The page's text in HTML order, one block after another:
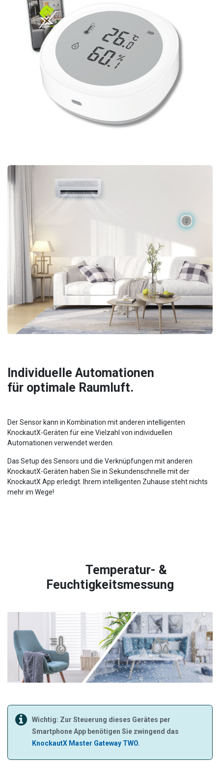
Individuelle Automationen
für optimale Raumluft.
Der Sensor kann in Kombination mit anderen intelligenten
KnockautX-Geräten für eine Vielzahl von individuellen
Automationen verwendet werden.
Das Setup des Sensors und die Verknüpfungen mit anderen
KnockautX-Geräten haben Sie in Sekundenschnelle mit der
KnockautX App erledigt. Ihrem intelligenten Zuhause steht nichts
mehr im Wege!
Temperatur- &
Feuchtigkeitsmessung
Wichtig: Zur Steuerung dieses Gerätes per
Smartphone App benötigen Sie zwingend das
KnockautX Master Gateway TWO.